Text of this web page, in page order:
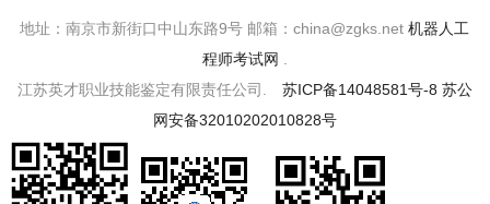
地址：南京市新街口中山东路9号 邮箱：china@zgks.net机器人工
程师考试网
江苏英才职业技能鉴定有限责任公司. 苏ICP备14048581号-8 苏公
网安备32010202010828号